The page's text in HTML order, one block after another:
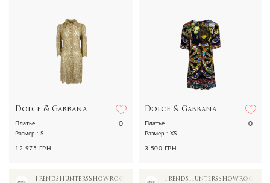
Dolce & Gabbana
0
Платье
Размер : S
12 975 ГРН
Dolce & Gabbana
0
Платье
Размер : XS
3 500 ГРН
TrendsHuntersShowroom TrendsHuntersShowroom